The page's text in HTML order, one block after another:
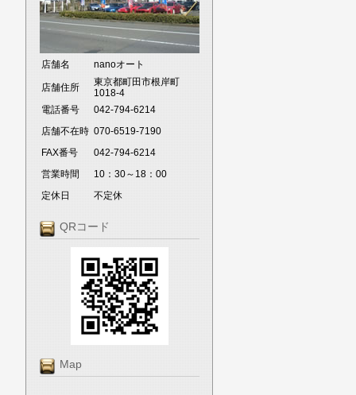
店舗名 nanoオート
店舗住所
東京都町田市根岸町
1018-4
電話番号
042-794-6214
店舗不在時 070-6519-7190
FAX番号
042-794-6214
営業時間
10：30～18：00
定休日
不定休
QRコード
Map